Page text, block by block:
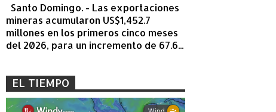
Santo Domingo. - Las exportaciones
mineras acumularon US$1,452.7
millones en los primeros cinco meses
del 2026, para un incremento de 67.6...
EL TIEMPO